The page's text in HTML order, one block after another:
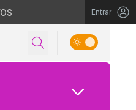
Entrar